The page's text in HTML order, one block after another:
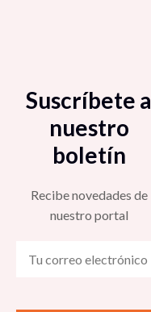
Suscríbete a
nuestro
boletín
Recibe novedades de
nuestro portal